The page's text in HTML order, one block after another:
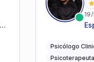
Psicólogo